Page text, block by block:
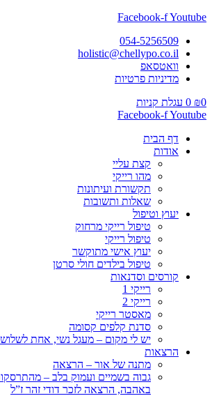
Facebook-fYoutube
054-5256509
holistic@chellypo.co.il
וואטסאפ
מדיניות פרטיות
₪0
0 עגלת קניות
Facebook-fYoutube
דף הבית
אודות
קצת עליי
מהו רייקי
תקשורת ועיתונות
שאלות ותשובות
יעוץ וטיפול
טיפול רייקי מרחוק
טיפול רייקי
יעוץ אישי מתוקשר
טיפול בילדים חולי סרטן
קורסים וסדנאות
רייקי 1
רייקי 2
מאסטר רייקי
סדנת קלפים קסומה
יש לי מקום – מעגל נשי, אחת
הרצאות
מתנה של אור – הרצאה
גבוה בשמיים ועמוק בלב –
באהבה, הרצאה לזכר דודי זהר ז”ל